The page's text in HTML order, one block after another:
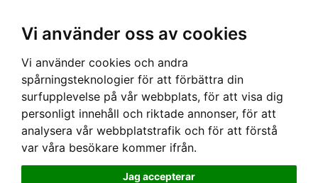
Vi använder oss av cookies
Vi använder cookies och andra
spårningsteknologier för att förbättra din
surfupplevelse på vår webbplats, för att visa dig
personligt innehåll och riktade annonser, för att
analysera vår webbplatstrafik och för att förstå
var våra besökare kommer ifrån.
Jag accepterar
Hem ›PPE›PULLEYS› Pully Harken